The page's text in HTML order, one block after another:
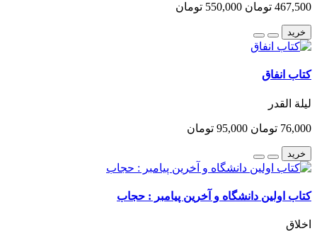
467,500 تومان 550,000 تومان
خرید
کتاب انفاق
لیلة القدر
76,000 تومان 95,000 تومان
خرید
کتاب اولین دانشگاه و آخرین پیامبر : حجاب
اخلاق